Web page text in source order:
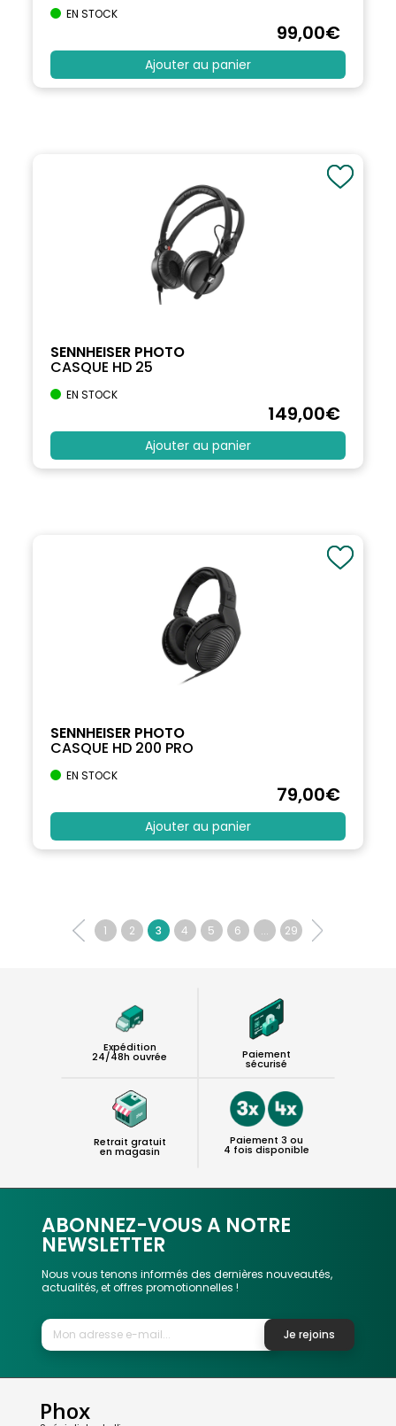
EN STOCK
99,00€
Ajouter au panier
SENNHEISER PHOTO
CASQUE HD 25
EN STOCK
149,00€
Ajouter au panier
SENNHEISER PHOTO
CASQUE HD 200 PRO
EN STOCK
79,00€
Ajouter au panier
1 2 3 4 5 6 ... 29
Expédition
24/48h ouvrée Paiement
sécurisé
Retrait gratuit
en magasin
Paiement 3 ou
4 fois disponible
ABONNEZ-VOUS A NOTRE
NEWSLETTER
Nous vous tenons informés des dernières nouveautés,
actualités, et offres promotionnelles !
Je rejoins
Phox